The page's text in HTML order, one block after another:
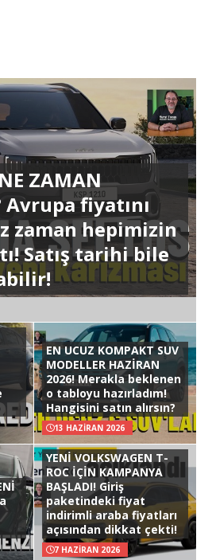
ZAMAN
Avrupa fiyatını
zaman hepimizin
Satış tarihi bile
EN UCUZ KOMPAKT SUV
MODELLER HAZİRAN
2026! Merakla beklenen
o tabloyu hazırladım!
Hangisini satın alırsın?
13 HAZIRAN 2026
YENİ VOLKSWAGEN T-
ROC İÇİN KAMPANYA
BAŞLADI! Giriş
paketindeki fiyat
indirimli araba fiyatları
açısından dikkat çekti!
7 HAZIRAN 2026